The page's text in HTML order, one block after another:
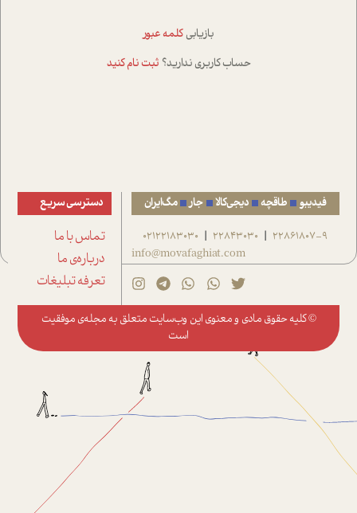
بازیابی کلمه عبور
حساب کاربری ندارید؟ ثبت نام کنید
فیدیبو طاقچه دیجی‌کالا جار مگ‌ایران
22861807-9
|
22843030
|
02122183030
info@movafaghiat.com
دسترسی سریع
تماس با ما
درباره‌ی ما
تعرفه تبلیغات
© کلیه حقوق مادی و معنوی این وب‌سایت متعلق به مجله‌ی موفقیت
است